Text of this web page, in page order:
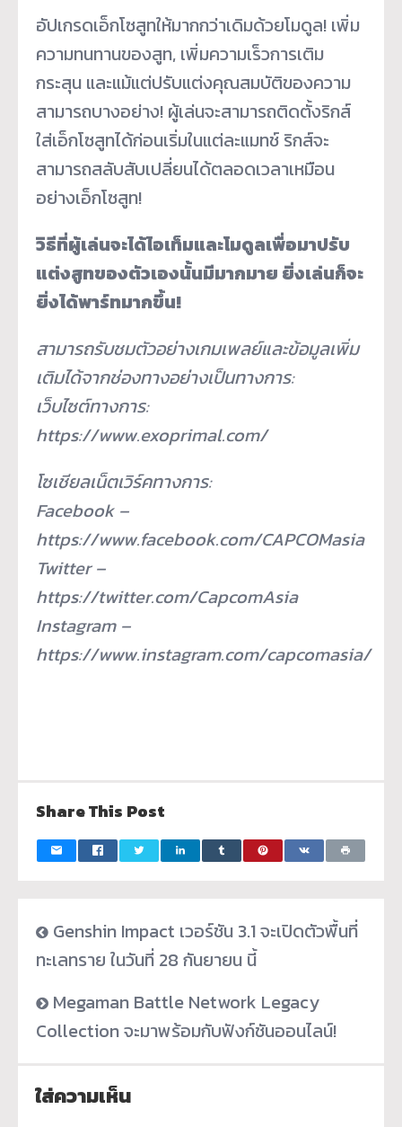
อัปเกรดเอ็กโซสูทให้มากกว่าเดิมด้วยโมดูล! เพิ่ม
ความทนทานของสูท, เพิ่มความเร็วการเติม
กระสุน และแม้แต่ปรับแต่งคุณสมบัติของความ
สามารถบางอย่าง! ผู้เล่นจะสามารถติดตั้งริกส์
ใส่เอ็กโซสูทได้ก่อนเริ่มในแต่ละแมทช์ ริกส์จะ
สามารถสลับสับเปลี่ยนได้ตลอดเวลาเหมือน
อย่างเอ็กโซสูท!
วิธีที่ผู้เล่นจะได้ไอเท็มและโมดูลเพื่อมาปรับ
แต่งสูทของตัวเองนั้นมีมากมาย ยิ่งเล่นก็จะ
ยิ่งได้พาร์ทมากขึ้น!
สามารถรับชมตัวอย่างเกมเพลย์และข้อมูลเพิ่ม
เติมได้จากช่องทางอย่างเป็นทางการ:
เว็บไซต์ทางการ:
https://www.exoprimal.com/
โซเชียลเน็ตเวิร์คทางการ:
Facebook –
https://www.facebook.com/CAPCOMasia
Twitter –
https://twitter.com/CapcomAsia
Instagram –
https://www.instagram.com/capcomasia/
Share This Post
Genshin Impact เวอร์ชัน 3.1 จะเปิดตัวพื้นที่
ทะเลทราย ในวันที่ 28 กันยายน นี้
Megaman Battle Network Legacy
Collection จะมาพร้อมกับฟังก์ชันออนไลน์!
ใส่ความเห็น